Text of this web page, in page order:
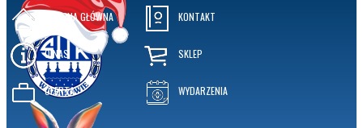
STRONA GŁÓWNA
O NAS
OFERTA
KONTAKT
SKLEP
WYDARZENIA